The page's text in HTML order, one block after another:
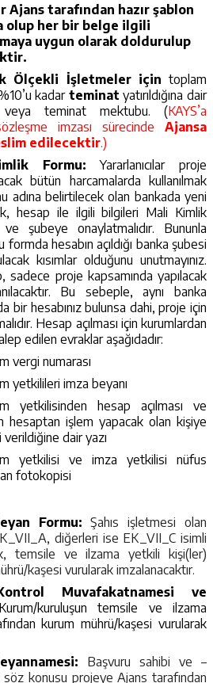
Ajans tarafından hazır şablon
olup her bir belge ilgili
uygun olarak doldurulup
Ölçekli İşletmeler için toplam
kadar teminatyatırıldığına dair
teminat mektubu. (KAYS’a
imzası sürecinde Ajansa
edilecektir.)
Formu: Yararlanıcılar proje
bütün harcamalarda kullanılmak
adına belirtilecek olan bankada yeni
hesap ile ilgili bilgileri Mali Kimlik
ve şubeye onaylatmalıdır. Bununla
hesabın açıldığı banka şubesi
kısımlar olduğunu unutmayınız.
sadece proje kapsamında yapılacak
Bu sebeple, aynı banka
bir hesabınız bulunsa dahi, proje için
Hesap açılması için kurumlardan
edilen evraklar aşağıdadır:
vergi numarası
yetkilileri imza beyanı
yetkilisinden hesap açılması ve
hesaptan işlem yapacak olan kişiye
dair yazı
yetkilisi ve imza yetkilisi nüfus
fotokopisi
Formu: Şahıs işletmesi olan
diğerleri ise EK_VII_C isimli
temsile ve ilzama yetkili kişi(ler)
kaşesi vurularak imzalanacaktır.
Muvafakatnamesi ve
kuruluşun temsile ve ilzama
kurum mührü/kaşesi vurularak
Başvuru sahibi ve –
söz konusu projeye Ajans tarafından